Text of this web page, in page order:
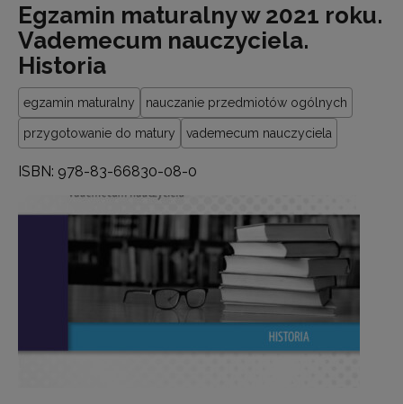
Egzamin maturalny w 2021 roku.
Vademecum nauczyciela.
Historia
egzamin maturalny nauczanie przedmiotów ogólnych
przygotowanie do matury vademecum nauczyciela
ISBN: 978-83-66830-08-0